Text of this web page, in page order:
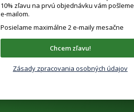
10% zľavu na prvú objednávku vám pošleme
e-mailom.
Posielame maximálne 2 e-maily mesačne
Chcem zľavu!
Zásady zpracovania osobných údajov